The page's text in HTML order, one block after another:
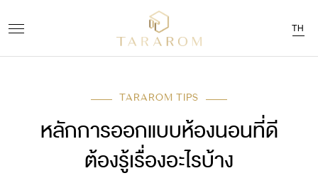
TH
TARAROM TIPS
หลักการออกแบบห้องนอนที่ดี
ต้องรู้เรื่องอะไรบ้าง